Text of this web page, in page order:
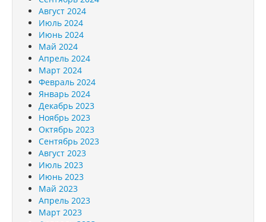
Август 2024
Июль 2024
Июнь 2024
Май 2024
Апрель 2024
Март 2024
Февраль 2024
Январь 2024
Декабрь 2023
Ноябрь 2023
Октябрь 2023
Сентябрь 2023
Август 2023
Июль 2023
Июнь 2023
Май 2023
Апрель 2023
Март 2023